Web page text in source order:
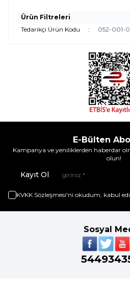
Ürün Filtreleri
Tedarikçi Ürün Kodu
: 052-001-
E-Bülten
Kampanya ve yeniliklerden haberdar
olun!
Kayıt Ol
KVKK Sözleşmesi'ni okudum, kabul
Sosyal